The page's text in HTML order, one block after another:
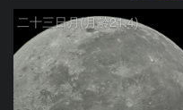
二十三日月(月齢21.4)